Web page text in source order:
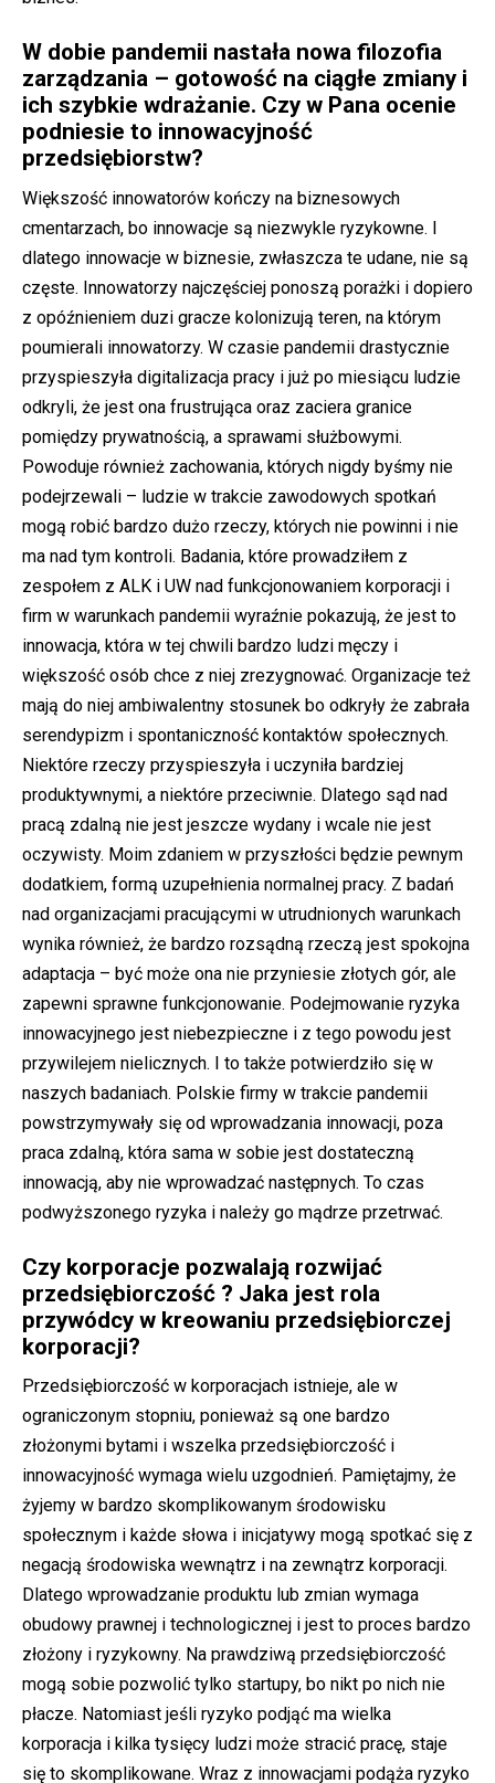
W dobie pandemii nastała nowa filozofia
zarządzania – gotowość na ciągłe zmiany i
ich szybkie wdrażanie. Czy w Pana ocenie
podniesie to innowacyjność
przedsiębiorstw?
Większość innowatorów kończy na biznesowych
cmentarzach, bo innowacje są niezwykle ryzykowne. I
dlatego innowacje w biznesie, zwłaszcza te udane, nie są
częste. Innowatorzy najczęściej ponoszą porażki i dopiero
z opóźnieniem duzi gracze kolonizują teren, na którym
poumierali innowatorzy. W czasie pandemii drastycznie
przyspieszyła digitalizacja pracy i już po miesiącu ludzie
odkryli, że jest ona frustrująca oraz zaciera granice
pomiędzy prywatnością, a sprawami służbowymi.
Powoduje również zachowania, których nigdy byśmy nie
podejrzewali – ludzie w trakcie zawodowych spotkań
mogą robić bardzo dużo rzeczy, których nie powinni i nie
ma nad tym kontroli. Badania, które prowadziłem z
zespołem z ALK i UW nad funkcjonowaniem korporacji i
firm w warunkach pandemii wyraźnie pokazują, że jest to
innowacja, która w tej chwili bardzo ludzi męczy i
większość osób chce z niej zrezygnować. Organizacje też
mają do niej ambiwalentny stosunek bo odkryły że zabrała
serendypizm i spontaniczność kontaktów społecznych.
Niektóre rzeczy przyspieszyła i uczyniła bardziej
produktywnymi, a niektóre przeciwnie. Dlatego sąd nad
pracą zdalną nie jest jeszcze wydany i wcale nie jest
oczywisty. Moim zdaniem w przyszłości będzie pewnym
dodatkiem, formą uzupełnienia normalnej pracy. Z badań
nad organizacjami pracującymi w utrudnionych warunkach
wynika również, że bardzo rozsądną rzeczą jest spokojna
adaptacja – być może ona nie przyniesie złotych gór, ale
zapewni sprawne funkcjonowanie. Podejmowanie ryzyka
innowacyjnego jest niebezpieczne i z tego powodu jest
przywilejem nielicznych. I to także potwierdziło się w
naszych badaniach. Polskie firmy w trakcie pandemii
powstrzymywały się od wprowadzania innowacji, poza
praca zdalną, która sama w sobie jest dostateczną
innowacją, aby nie wprowadzać następnych. To czas
podwyższonego ryzyka i należy go mądrze przetrwać.
Czy korporacje pozwalają rozwijać
przedsiębiorczość ? Jaka jest rola
przywódcy w kreowaniu przedsiębiorczej
korporacji?
Przedsiębiorczość w korporacjach istnieje, ale w
ograniczonym stopniu, ponieważ są one bardzo
złożonymi bytami i wszelka przedsiębiorczość i
innowacyjność wymaga wielu uzgodnień. Pamiętajmy, że
żyjemy w bardzo skomplikowanym środowisku
społecznym i każde słowa i inicjatywy mogą spotkać się z
negacją środowiska wewnątrz i na zewnątrz korporacji.
Dlatego wprowadzanie produktu lub zmian wymaga
obudowy prawnej i technologicznej i jest to proces bardzo
złożony i ryzykowny. Na prawdziwą przedsiębiorczość
mogą sobie pozwolić tylko startupy, bo nikt po nich nie
płacze. Natomiast jeśli ryzyko podjąć ma wielka
korporacja i kilka tysięcy ludzi może stracić pracę, staje
się to skomplikowane. Wraz z innowacjami podąża ryzyko